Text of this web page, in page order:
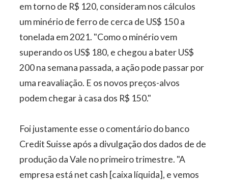
em torno de R$ 120, consideram nos cálculos
um minério de ferro de cerca de US$ 150 a
tonelada em 2021. "Como o minério vem
superando os US$ 180, e chegou a bater US$
200 na semana passada, a ação pode passar por
uma reavaliação. E os novos preços-alvos
podem chegar à casa dos R$ 150."
Foi justamente esse o comentário do banco
Credit Suisse após a divulgação dos dados de de
produção da Vale no primeiro trimestre. "A
empresa está net cash [caixa líquida], e vemos